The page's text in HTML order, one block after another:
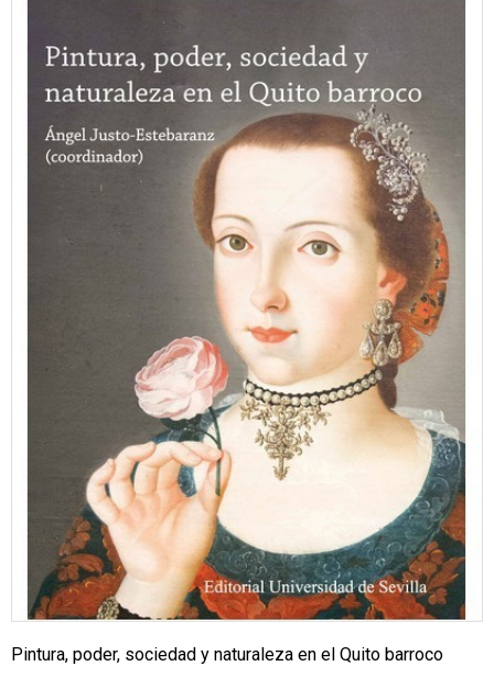
Pintura, poder, sociedad y naturaleza en el Quito barroco